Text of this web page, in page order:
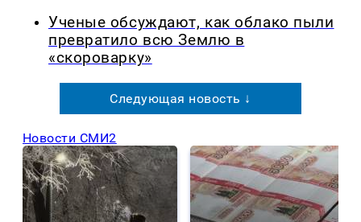
Ученые обсуждают, как облако пыли
превратило всю Землю в
«скороварку»
Следующая новость ↓
Новости СМИ2